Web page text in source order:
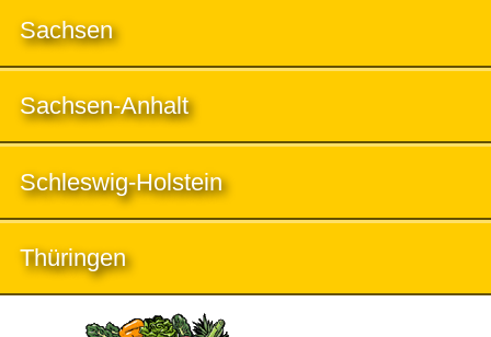
Sachsen
Sachsen-Anhalt
Schleswig-Holstein
Thüringen